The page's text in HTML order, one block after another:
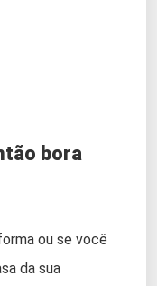
bora
ou se você
da sua